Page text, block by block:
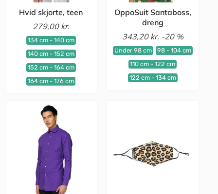
Hvid skjorte, teen
279,00 kr.
134 cm - 140 cm
140 cm - 152 cm
152 cm - 164 cm
164 cm - 176 cm
OppoSuit Santaboss,
dreng
343,20 kr. -20 %
Under 98 cm
98 - 104 cm
110 cm - 122 cm
122 cm - 134 cm